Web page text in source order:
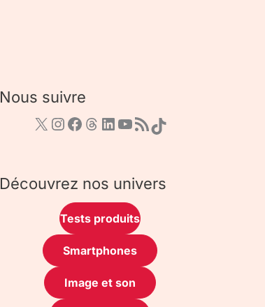
Nous suivre
Découvrez nos univers
Tests produits
Smartphones
Image et son